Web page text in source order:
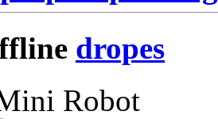
dropes
Robot